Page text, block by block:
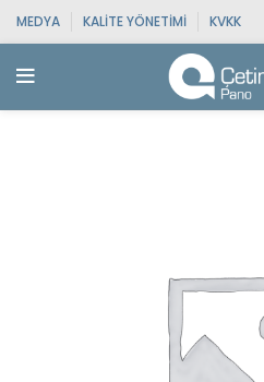
MEDYA KALITE YÖNETIMI KVKK